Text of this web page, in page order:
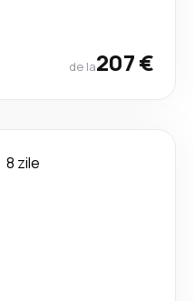
de la207 €
8 zile